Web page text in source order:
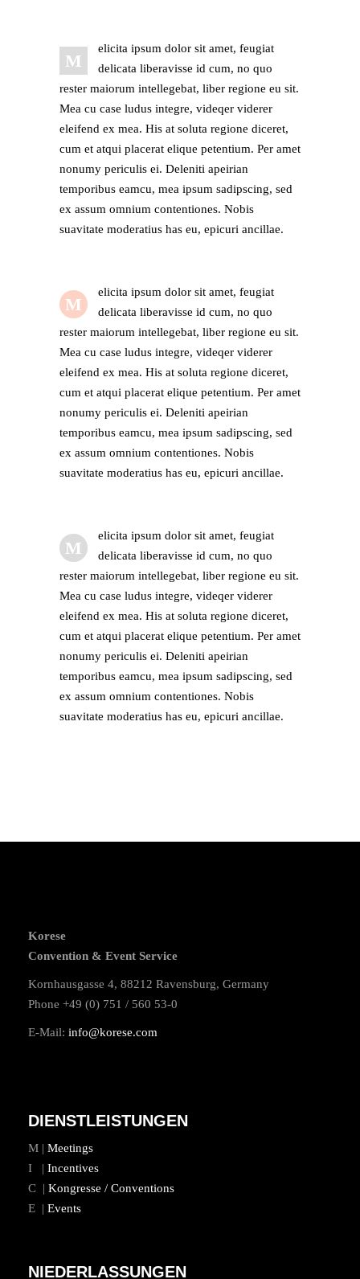
M
elicita ipsum dolor sit amet, feugiat
delicata liberavisse id cum, no quo
rester maiorum intellegebat, liber regione eu sit.
Mea cu case ludus integre, videqer viderer
eleifend ex mea. His at soluta regione diceret,
cum et atqui placerat elique petentium. Per amet
nonumy periculis ei. Deleniti apeirian
temporibus eamcu, mea ipsum sadipscing, sed
ex assum omnium contentiones. Nobis
suavitate moderatius has eu, epicuri ancillae.
M
elicita ipsum dolor sit amet, feugiat
delicata liberavisse id cum, no quo
rester maiorum intellegebat, liber regione eu sit.
Mea cu case ludus integre, videqer viderer
eleifend ex mea. His at soluta regione diceret,
cum et atqui placerat elique petentium. Per amet
nonumy periculis ei. Deleniti apeirian
temporibus eamcu, mea ipsum sadipscing, sed
ex assum omnium contentiones. Nobis
suavitate moderatius has eu, epicuri ancillae.
M
elicita ipsum dolor sit amet, feugiat
delicata liberavisse id cum, no quo
rester maiorum intellegebat, liber regione eu sit.
Mea cu case ludus integre, videqer viderer
eleifend ex mea. His at soluta regione diceret,
cum et atqui placerat elique petentium. Per amet
nonumy periculis ei. Deleniti apeirian
temporibus eamcu, mea ipsum sadipscing, sed
ex assum omnium contentiones. Nobis
suavitate moderatius has eu, epicuri ancillae.
Korese
Convention & Event Service
Kornhausgasse 4, 88212 Ravensburg, Germany
Phone +49 (0) 751 / 560 53-0
E-Mail: info@korese.com
DIENSTLEISTUNGEN
M | Meetings
I | Incentives
C | Kongresse / Conventions
E | Events
NIEDERLASSUNGEN